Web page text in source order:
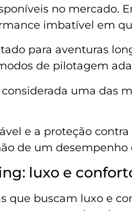
no mercado.
imbatível em
para aventuras
de pilotagem
considerada uma das
e a proteção
de um
luxo e
que buscam luxo e